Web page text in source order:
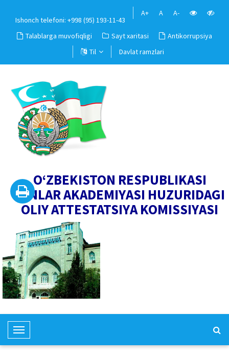
Ishonch telefoni: +998 (95) 193-11-43
A+ A A-
Talablarga muvofiqligi Sayt xaritasi
Antikorrupsiya
Til
Davlat ramzlari
O‘ZBEKISTON RESPUBLIKASI
FANLAR AKADEMIYASI HUZURIDAGI
OLIY ATTESTATSIYA KOMISSIYASI
T
o